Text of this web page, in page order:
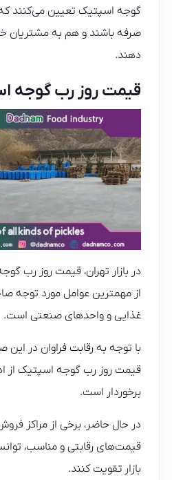
گوجه اسپتیک تعیین می‌کنند
صرفه باشند و هم به مشتریان
دهند.
قیمت روز رب گوجه
در بازار تهران، قیمت روز رب
از مهمترین عوامل مورد توجه
غذایی و واحدهای صنعتی است.
با توجه به رقابت فراوان در این
قیمت روز رب گوجه اسپتیک از
برخوردار است.
در حال حاضر، برخی از مراکز
قیمت‌های رقابتی و مناسب،
بازار تقویت کنند.